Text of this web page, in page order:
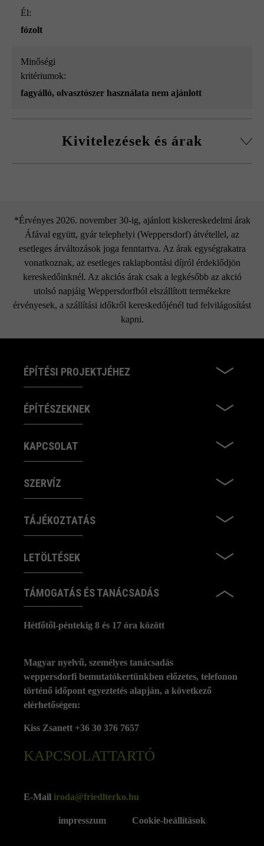
él:
fózolt
Minőségi
kritériumok:
fagyálló, olvasztószer használata nem ajánlott
Kivitelezések és árak
*Érvényes 2026. november 30-ig, ajánlott kiskereskedelmi árak
Áfával együtt, gyár telephelyi (Weppersdorf) átvétellel, az
esetleges árváltozások joga fenntartva. Az árak egységrakatra
vonatkoznak, az esetleges raklapbontási díjról érdeklődjön
kereskedőinknél. Az akciós árak csak a legkésőbb az akció
utolsó napjáig Weppersdorfból elszállított termékekre
érvényesek, a szállítási időkről kereskedőjénél tud felvilágosítást
kapni.
ÉPÍTÉSI PROJEKTJÉHEZ
ÉPÍTÉSZEKNEK
KAPCSOLAT
SZERVÍZ
TÁJÉKOZTATÁS
LETÖLTÉSEK
TÁMOGATÁS ÉS TANÁCSADÁS
Hétfőtől-péntekig 8 és 17 óra között
KAPCSOLATTARTÓ
Magyar nyelvű, személyes tanácsadás
weppersdorfi bemutatókertünkben előzetes, telefonon
történő időpont egyeztetés alapján, a következő
elérhetőségen:
Kiss Zsanett +36 30 376 7657
E-Mail iroda@friedlterko.hu
impresszum Cookie-beállítások